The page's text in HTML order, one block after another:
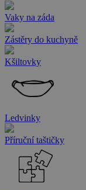
Vaky na záda
Zástěry do kuchyně
Kšiltovky
Ledvinky
Příruční taštičky